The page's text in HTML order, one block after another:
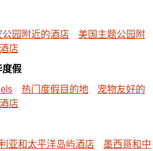
园附近的酒店
美国主题公园附
店
度假
热门度假目的地
宠物友好的
店
亚和太平洋岛屿酒店
墨西哥和中